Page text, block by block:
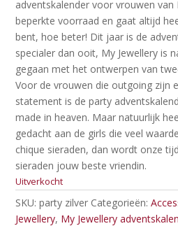
adventskalender voor vrouwen van
beperkte voorraad en gaat altijd
bent, hoe beter! Dit jaar is de
specialer dan ooit, My Jewellery is
gegaan met het ontwerpen van
Voor de vrouwen die outgoing zijn
statement is de party
made in heaven. Maar natuurlijk
gedacht aan de girls die veel
chique sieraden, dan wordt onze
sieraden jouw beste vriendin.
Uitverkocht
SKU:party zilver Categorieën:
Jewellery, My Jewellery